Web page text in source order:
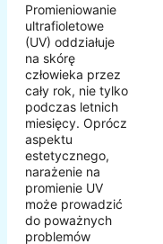
Promieniowanie
ultrafioletowe
(UV) oddziałuje
na skórę
człowieka przez
cały rok, nie tylko
podczas letnich
miesięcy. Oprócz
aspektu
estetycznego,
narażenie na
promienie UV
może prowadzić
do poważnych
problemów